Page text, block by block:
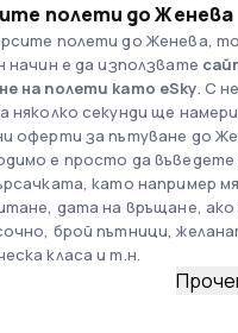
полети до Женева
полети до Женева,
начин е да използвате
на полети като eSky. С
няколко секунди ще
оферти за пътуване до
е просто да
като например
дата на връщане,
брой пътници,
класа и т.н.